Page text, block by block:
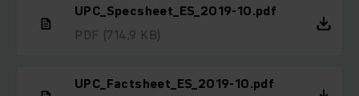
UPC_Specsheet_ES_2019-10.pdf
PDF (714,9 KB)
UPC_Factsheet_ES_2019-10.pdf